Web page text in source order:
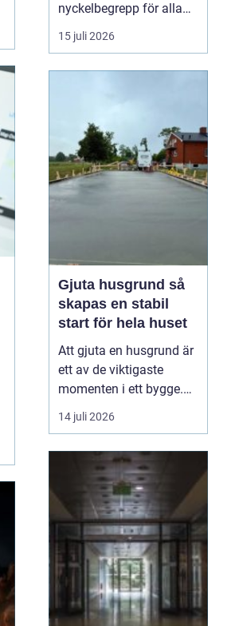
nyckelbegrepp för alla
som vill ha bättre
inomhusluft, lägre
söker efter ett kunnigt
företag i huvudstaden
som kan hjälp...
15 juli 2026
Gjuta husgrund så
skapas en stabil
start för hela huset
Att gjuta en husgrund är
ett av de viktigaste
momenten i ett bygge.
En genomtänkt och väl
utförd grund avgör hur
sikt. När grunden är
stabil minskar risken för
sprickor, sättningar och
fuktskador, och huset
står tryggt i många å...
14 juli 2026